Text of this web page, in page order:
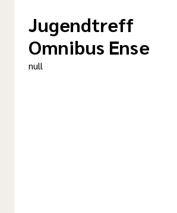
Jugendtreff
Omnibus Ense
null